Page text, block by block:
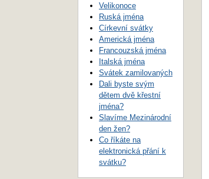
Velikonoce
Ruská jména
Církevní svátky
Americká jména
Francouzská jména
Italská jména
Svátek zamilovaných
Dali byste svým
dětem dvě křestní
jména?
Slavíme Mezinárodní
den žen?
Co říkáte na
elektronická přání k
svátku?